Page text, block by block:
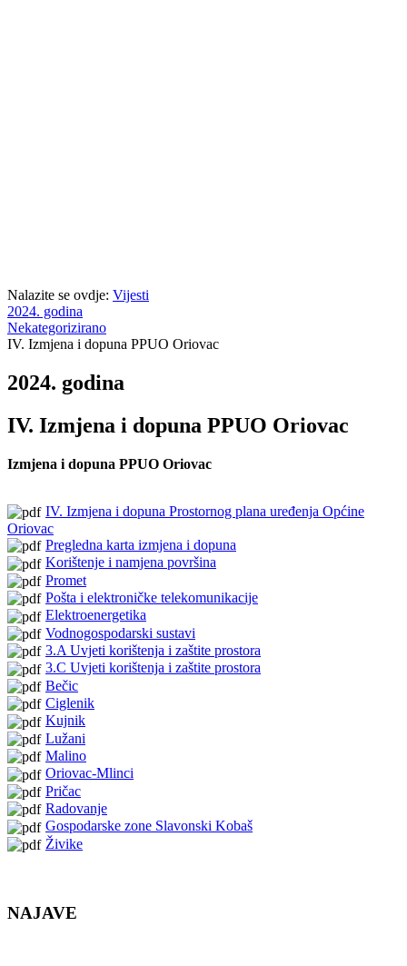
Nalazite se ovdje: Vijesti
2024. godina
Nekategorizirano
IV. Izmjena i dopuna PPUO Oriovac
2024. godina
IV. Izmjena i dopuna PPUO Oriovac
Izmjena i dopuna PPUO Oriovac
IV. Izmjena i dopuna Prostornog plana uređenja Općine
Oriovac
Pregledna karta izmjena i dopuna
Korištenje i namjena površina
Promet
Pošta i elektroničke telekomunikacije
Elektroenergetika
Vodnogospodarski sustavi
3.A Uvjeti korištenja i zaštite prostora
3.C Uvjeti korištenja i zaštite prostora
Bečic
Ciglenik
Kujnik
Lužani
Malino
Oriovac-Mlinci
Pričac
Radovanje
Gospodarske zone Slavonski Kobaš
Živike
NAJAVE